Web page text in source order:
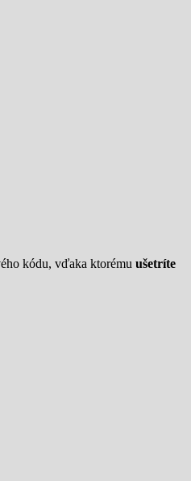
kódu, vďaka ktorému ušetríte